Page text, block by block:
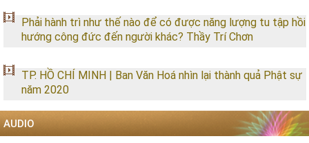
Phải hành trì như thế nào để có được năng lượng tu tập hồi
hướng công đức đến người khác? Thầy Trí Chơn
TP. HỒ CHÍ MINH | Ban Văn Hoá nhìn lại thành quả Phật sự
năm 2020
AUDIO